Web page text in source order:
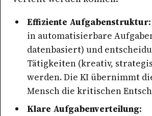
Effiziente Aufgabenstruktur:
in automatisierbare
datenbasiert) und
Tätigkeiten (kreativ,
werden. Die KI übernimmt
Mensch die kritischen
Klare Aufgabenverteilung: